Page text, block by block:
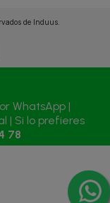
de Induus.
WhatsApp |
| Si lo prefieres
78